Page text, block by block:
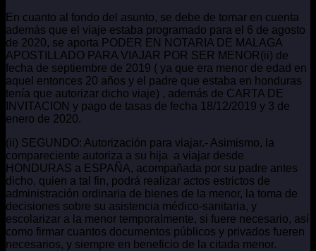
En cuanto al fondo del asunto, se debe de tomar en cuenta
además que el viaje estaba programado para el 6 de agosto
de 2020, se aporta PODER EN NOTARIA DE MALAGA
APOSTILLADO PARA VIAJAR POR SER MENOR(ii) de
fecha de septiembre de 2019 ( ya que era menor de edad en
aquel entonces 20 años y el padre que estaba en honduras
tenía que autorizar dicho viaje) , además de CARTA DE
INVITACION y pago de tasas de fecha 18/12/2019 y 3 de
enero de 2020.
(ii) SEGUNDO: Autorización para viajar.- Asimismo, la
compareciente autoriza a su hija a viajar desde
HONDURAS a ESPAÑA, acompañada por su padre antes
dicho, quien a tal fin, podrá realizar actos estrictos de
administración ordinaria de bienes de la menor, la toma de
decisiones sobre su asistencia médico-sanitaria, y
escolarizar a la menor temporalmente, si fuere necesario, así
como firmar cuantos documentos públicos y privados fueren
necesarios, y siempre en beneficio de la citada menor.